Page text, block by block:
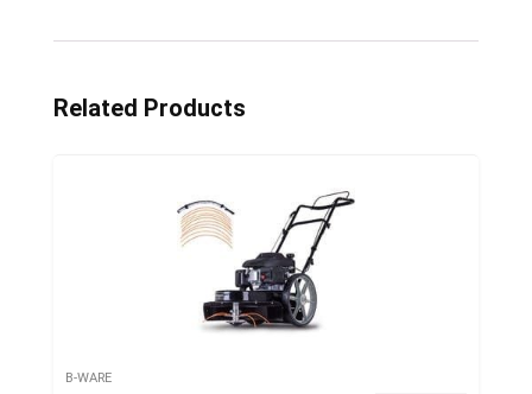
Related Products
B-WARE